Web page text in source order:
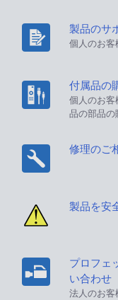
製品のサ
個人のお客
付属品の
個人のお客
品の部品の
修理のご
製品を安
プロフェ
い合わせ
法人のお客